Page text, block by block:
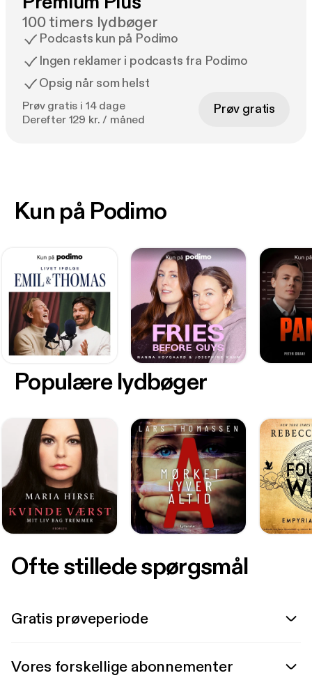
100 timers lydbøger
Podcasts kun på Podimo
Ingen reklamer i podcasts fra Podimo
Opsig når som helst
Prøv gratis i 14 dage
Derefter 129 kr. / måned
Prøv gratis
Kun på Podimo
Populære lydbøger
Ofte stillede spørgsmål
Gratis prøveperiode
Vores forskellige abonnementer